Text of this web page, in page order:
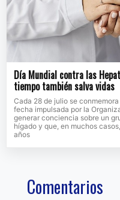
Día Mundial contra las
tiempo también salva vidas
Cada 28 de julio se
fecha impulsada por la
generar conciencia sobre un
hígado y que, en muchos
años
Comentarios